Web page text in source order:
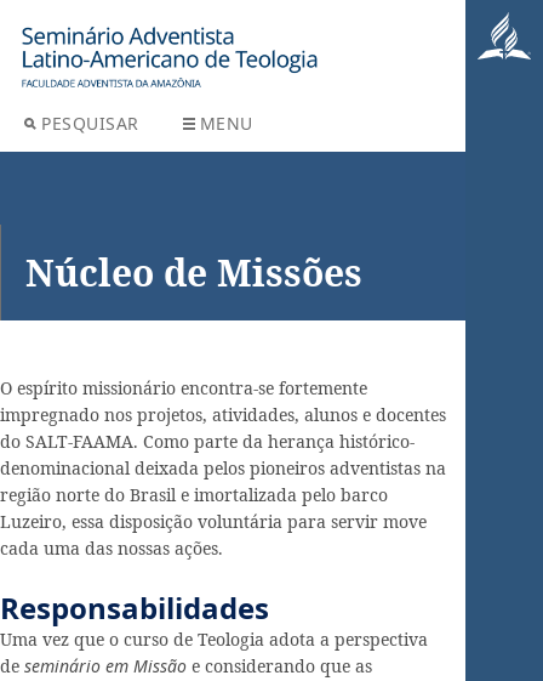
PESQUISAR MENU
Núcleo de Missões
O espírito missionário encontra-se fortemente
impregnado nos projetos, atividades, alunos e docentes
do SALT-FAAMA. Como parte da herança histórico-
denominacional deixada pelos pioneiros adventistas na
região norte do Brasil e imortalizada pelo barco
Luzeiro, essa disposição voluntária para servir move
cada uma das nossas ações.
Responsabilidades
Uma vez que o curso de Teologia adota a perspectiva
de seminário em Missão e considerando que as